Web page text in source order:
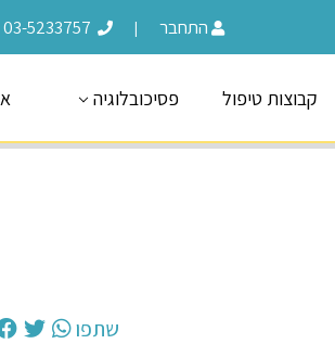
03-5233757 | התחבר
קבוצות טיפול פסיכובלוגיה
שתפו